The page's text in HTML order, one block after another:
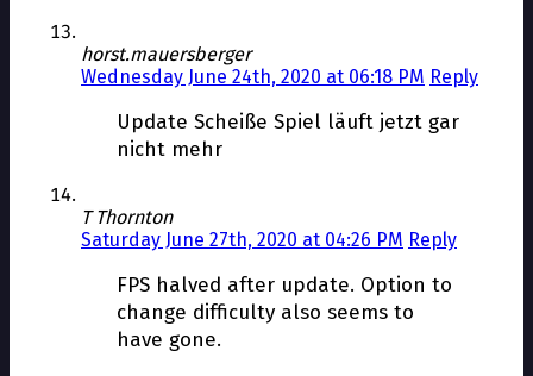
horst.mauersberger
Wednesday June 24th, 2020 at 06:18 PM Reply
Update Scheiße Spiel läuft jetzt gar
nicht mehr
T Thornton
Saturday June 27th, 2020 at 04:26 PM Reply
FPS halved after update. Option to
change difficulty also seems to
have gone.